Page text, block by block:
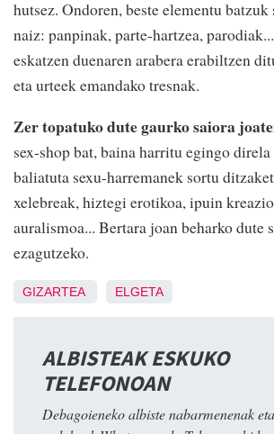
hutsez. Ondoren, beste elementu batzuk
naiz: panpinak, parte-hartzea,
eskatzen duenaren arabera erabiltzen
eta urteek emandako tresnak.
Zer topatuko dute gaurko saiora
sex-shop bat, baina harritu egingo
baliatuta sexu-harremanek sortu
xelebreak, hiztegi erotikoa, ipuin
auralismoa... Bertara joan beharko dute
ezagutzeko.
GIZARTEA ELGETA
ALBISTEAK ESKUKO
TELEFONOAN
Debagoieneko albiste nabarmenenak